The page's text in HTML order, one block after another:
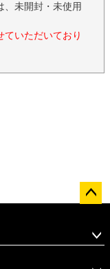
、未開封・未使用
いただいており
ップ